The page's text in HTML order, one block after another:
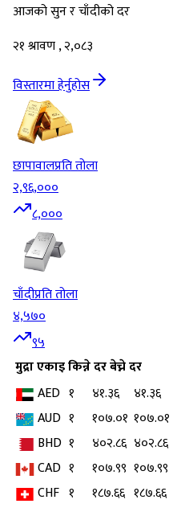
आजको सुन र चाँदीको दर
२१ श्रावण , २,०८३
विस्तारमा हेर्नुहोस
छापावालप्रति तोला
२,९६,०००
८,०००
चाँदीप्रति तोला
४,५७०
९५
मुद्राएकाइकिन्ने दरबेच्ने दर
AED १ ४१.३६
४१.३६
AUD १ १०७.०१ १०७.०१
BHD १ ४०२.८६ ४०२.८६
CAD १ १०७.९९ १०७.९९
CHF १ १८७.६६ १८७.६६